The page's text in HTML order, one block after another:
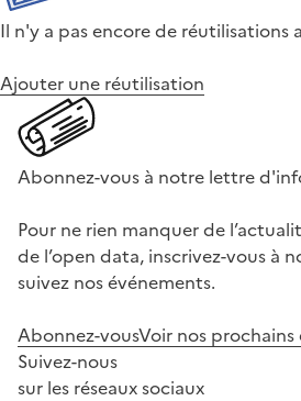
Il n'y a pas encore de réutilisations
Ajouter une réutilisation
Abonnez-vous à notre lettre
Pour ne rien manquer de
de l’open data, inscrivez-vous à
suivez nos événements.
Abonnez-vousVoir nos
Suivez-nous
sur les réseaux sociaux